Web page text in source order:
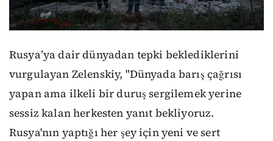
Rusya’ya dair dünyadan tepki beklediklerini
vurgulayan Zelenskiy, "Dünyada barış çağrısı
yapan ama ilkeli bir duruş sergilemek yerine
sessiz kalan herkesten yanıt bekliyoruz.
Rusya'nın yaptığı her şey için yeni ve sert